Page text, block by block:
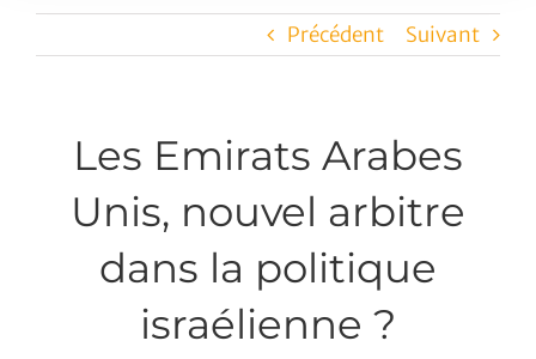
Précédent Suivant
Les Emirats Arabes
Unis, nouvel arbitre
dans la politique
israélienne ?